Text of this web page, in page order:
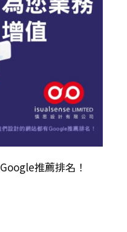
推薦排名！